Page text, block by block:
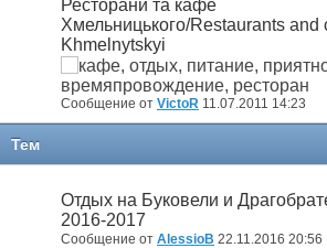
Ресторани та кафе
Хмельницького/Restaurants and
Khmelnytskyi
Сообщение от VictoR 11.07.2011 14:23
Тем
Отдых на Буковели и
2016-2017
Сообщение от AlessioB 22.11.2016 20:56